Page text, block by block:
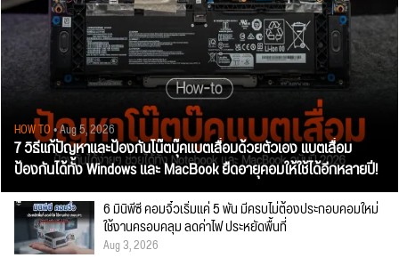
HOW TO• Aug 5, 2026
7 วิธีแก้ปัญหาและป้องกันโน๊ตบุ๊คแบตเสื่อมด้วยตัวเอง แบตเสื่อม
ป้องกันได้ทั้ง Windows และ MacBook ยืดอายุคอมให้ใช้ได้อีกหลายปี!
6 มินิพีซี คอมจิ๋วเริ่มแค่ 5 พัน มีครบไม่ต้องประกอบคอมใหม่
ใช้งานครอบคลุม ลดค่าไฟ ประหยัดพื้นที่
Aug 3, 2026